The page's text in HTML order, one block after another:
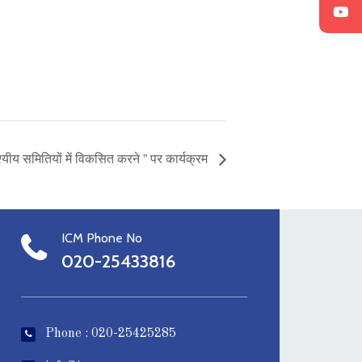
समितियों में विकसित करने ” पर कार्यक्रम
ICM Phone No
020-25433816
Phone : 020-25425285